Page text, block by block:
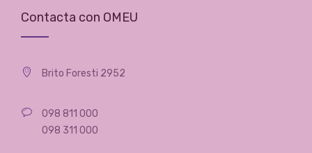
Contacta con OMEU
Brito Foresti 2952
098 811 000
098 311 000